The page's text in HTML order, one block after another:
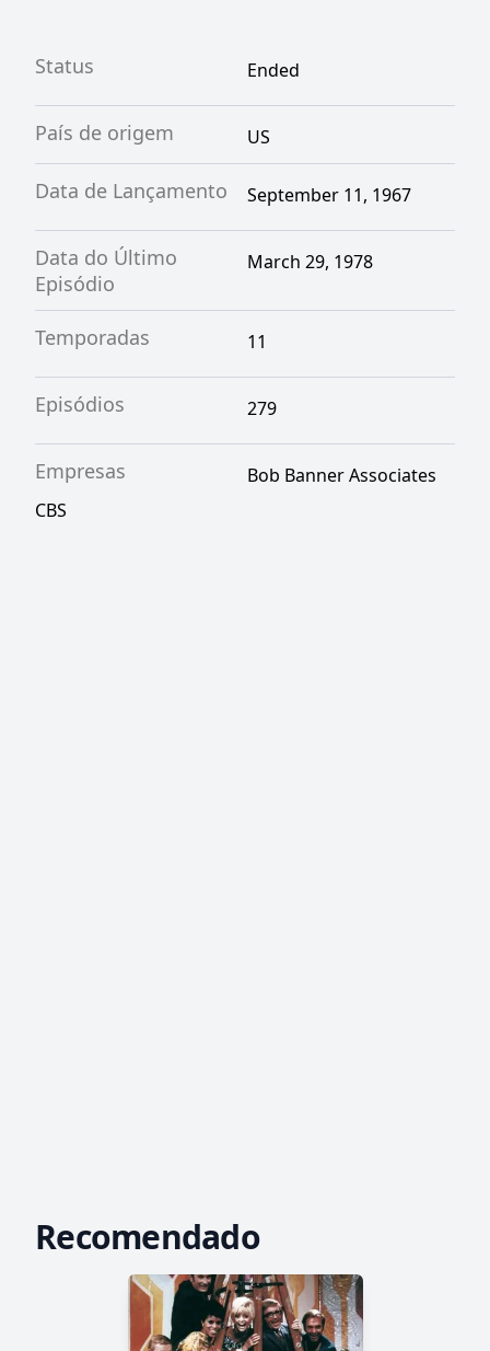
Status Ended
País de origem US
Data de Lançamento September 11, 1967
Data do Último
Episódio
March 29, 1978
Temporadas 11
Episódios 279
Empresas
Bob Banner Associates
CBS
Recomendado